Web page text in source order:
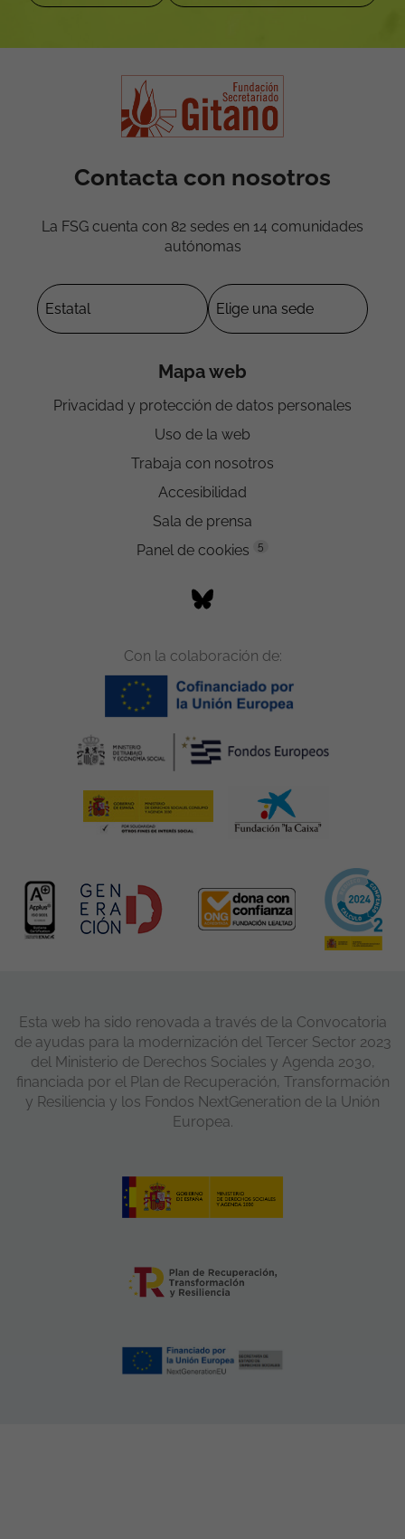
Contacta con nosotros
La FSG cuenta con 82 sedes en 14 comunidades
autónomas
Mapa web
Privacidad y protección de datos personales
Uso de la web
Trabaja con nosotros
Accesibilidad
Sala de prensa
Panel de cookies
5
Con la colaboración de:
Esta web ha sido renovada a través de la Convocatoria
de ayudas para la modernización del Tercer Sector 2023
del Ministerio de Derechos Sociales y Agenda 2030,
financiada por el Plan de Recuperación, Transformación
y Resiliencia y los Fondos NextGeneration de la Unión
Europea.